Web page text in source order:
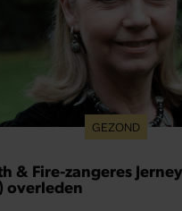
GEZOND
& Fire-zangeres
overleden